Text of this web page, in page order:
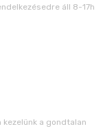
áll 8-17h
a gondtalan